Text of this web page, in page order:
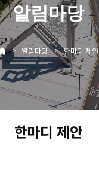
알림마당
> 알림마당 > 한마디 제안
한마디 제안